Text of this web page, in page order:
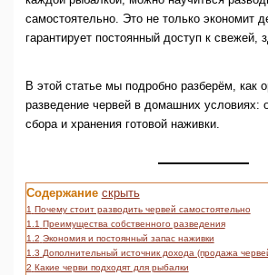
самостоятельно. Это не только экономит
гарантирует постоянный доступ к свежей,
В этой статье мы подробно разберём, как
разведение червей в домашних условиях:
сбора и хранения готовой наживки.
Содержание скрыть
1 Почему стоит разводить червей самостоятельно
1.1 Преимущества собственного разведения
1.2 Экономия и постоянный запас наживки
1.3 Дополнительный источник дохода (продажа
2 Какие черви подходят для рыбалки